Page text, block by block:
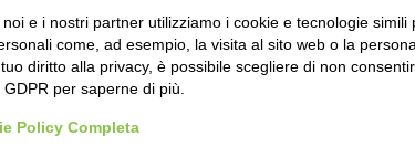
Bogliano Srl
Strada Statale 231 Alba-Bra
Borgo San Martino 44, 12060
e i nostri partner utilizziamo i cookie e tecnologie
come, ad esempio, la visita al sito web o la
diritto alla privacy, è possibile scegliere di non
per saperne di più.
Policy Completa